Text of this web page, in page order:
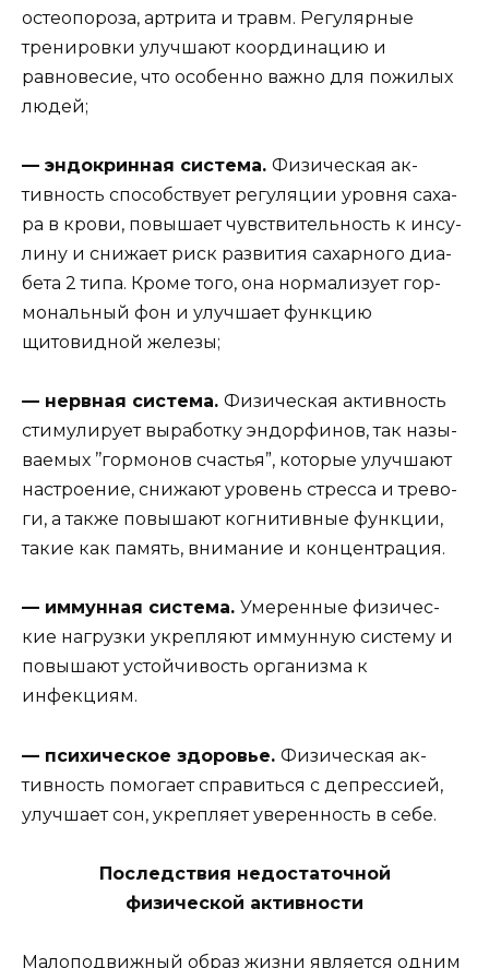
остеопоро­за, артрита и травм. Регулярные
тренировки улучшают координацию и
равновесие, что осо­бенно важно для пожилых
людей;
— эндокринная система. Физическая ак­
тивность способствует регуляции уровня саха­
ра в крови, повышает чувствительность к инсу­
лину и снижает риск развития сахарного диа­
бета 2 типа. Кроме того, она нормализует гор­
мональный фон и улучшает функцию
щитовид­ной железы;
— нервная система. Физическая активность
стимулирует выработку эндорфинов, так назы­
ваемых ’’гормонов счастья”, которые улучшают
настроение, снижают уровень стресса и трево­
ги, а также повышают когнитивные функции,
такие как память, внимание и концентрация.
— иммунная система. Умеренные физичес­
кие нагрузки укрепляют иммунную систему и
по­вышают устойчивость организма к
инфекциям.
— психическое здоровье. Физическая ак­
тивность помогает справиться с депрессией,
улучшает сон, укрепляет уверенность в себе.
Последствия недостаточной
физической активности
Малоподвижный образ жизни является од­ним